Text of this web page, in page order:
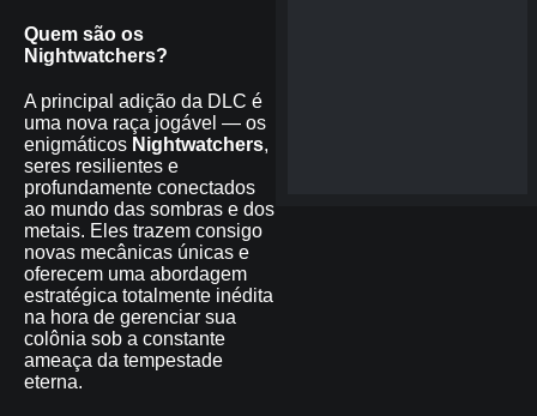
Quem são os
Nightwatchers?
A principal adição da DLC é
uma nova raça jogável — os
enigmáticos Nightwatchers,
seres resilientes e
profundamente conectados
ao mundo das sombras e dos
metais. Eles trazem consigo
novas mecânicas únicas e
oferecem uma abordagem
estratégica totalmente inédita
na hora de gerenciar sua
colônia sob a constante
ameaça da tempestade
eterna.